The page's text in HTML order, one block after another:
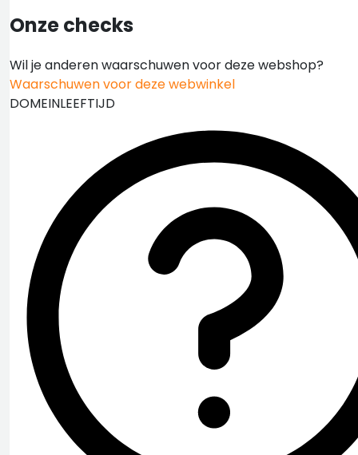
Onze checks
Wil je anderen waarschuwen voor deze webshop?
Waarschuwen voor deze webwinkel
DOMEINLEEFTIJD